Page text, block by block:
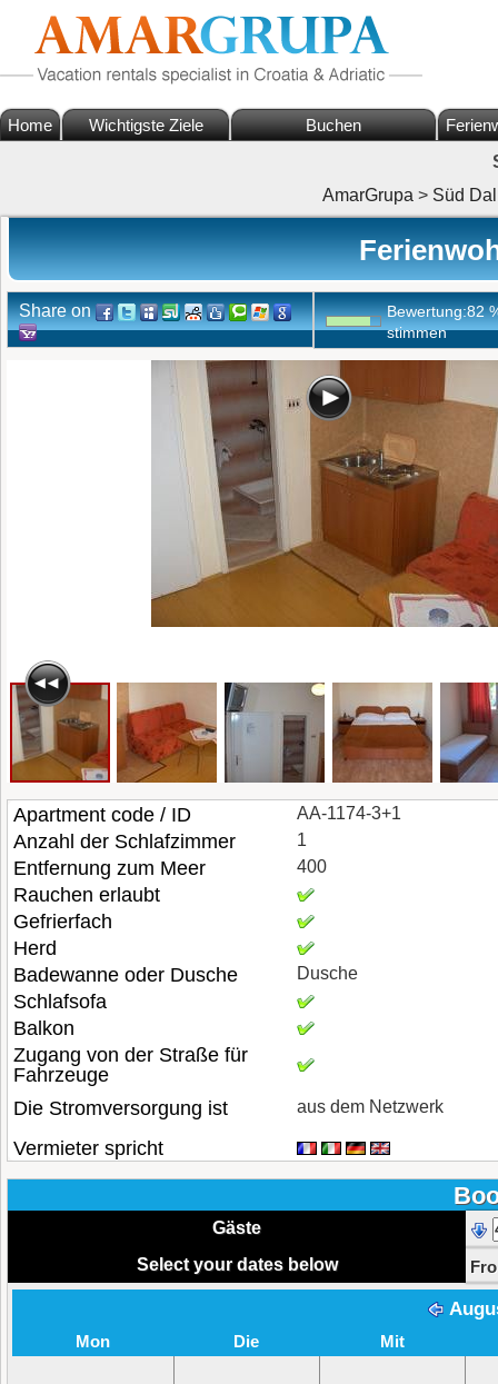
Home Wichtigste Ziele Buchen
AmarGrupa > Süd
Share on Bewertung:82
stimmen
Apartment code / ID AA-1174-3+1
Anzahl der Schlafzimmer 1
Entfernung zum Meer 400
Rauchen erlaubt
Gefrierfach
Herd
Badewanne oder Dusche
Dusche
Schlafsofa
Balkon
Zugang von der Straße für
Fahrzeuge
Die Stromversorgung ist
aus dem Netzwerk
Vermieter spricht
Gäste
Select your dates below
Mon Die Mit